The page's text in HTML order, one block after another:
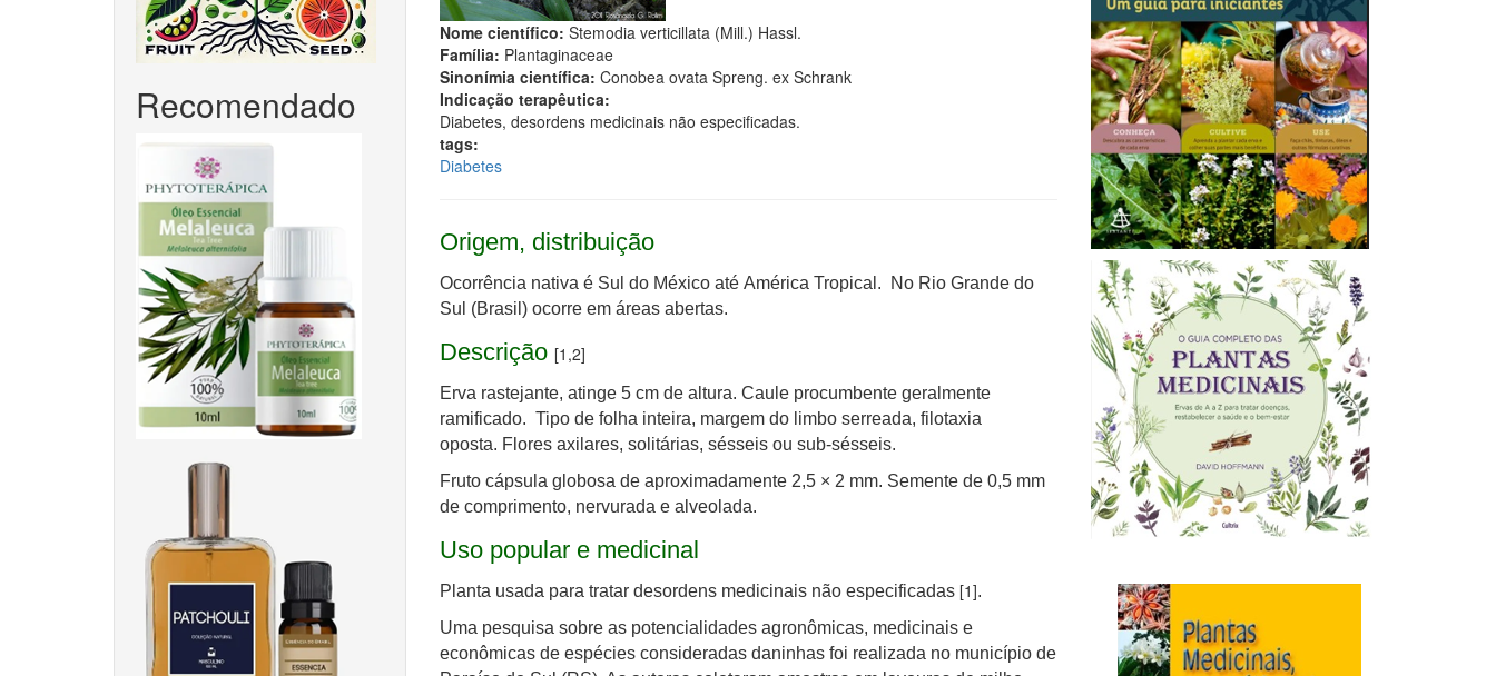
Recomendado
Nome científico: Stemodia verticillata (Mill.) Hassl.
Família: Plantaginaceae
Sinonímia científica: Conobea ovata Spreng. ex Schrank
Indicação terapêutica:
Diabetes, desordens medicinais não especificadas.
tags:
Diabetes
Origem, distribuição
Ocorrência nativa é Sul do México até América Tropical. No Rio Grande do
Sul (Brasil) ocorre em áreas abertas.
Descrição [1,2]
Erva rastejante, atinge 5 cm de altura. Caule procumbente geralmente
ramificado. Tipo de folha inteira, margem do limbo serreada, filotaxia
oposta. Flores axilares, solitárias, sésseis ou sub-sésseis.
Fruto cápsula globosa de aproximadamente 2,5 × 2 mm. Semente de 0,5 mm
de comprimento, nervurada e alveolada.
Uso popular e medicinal
Planta usada para tratar desordens medicinais não especificadas [1].
Uma pesquisa sobre as potencialidades agronômicas, medicinais e
econômicas de espécies consideradas daninhas foi realizada no município de